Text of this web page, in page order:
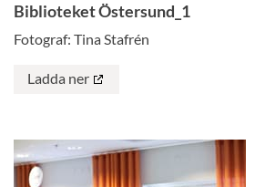
Biblioteket Östersund_1
Fotograf: Tina Stafrén
Ladda ner